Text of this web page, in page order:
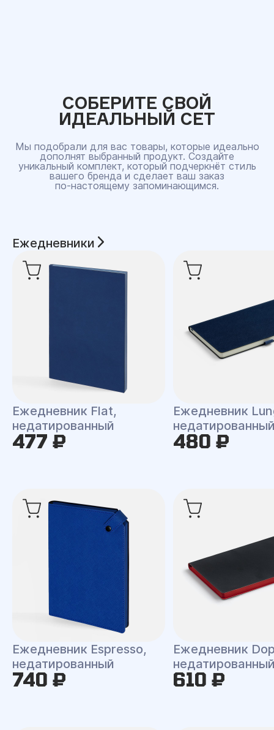
СОБЕРИТЕ СВОЙ
ИДЕАЛЬНЫЙ СЕТ
Мы подобрали для вас товары, которые идеально
дополнят выбранный продукт. Создайте
уникальный комплект, который подчеркнёт стиль
вашего бренда и сделает ваш заказ
по‑настоящему запоминающимся.
Ежедневники
Ежедневник Flat,
недатированный
477 ₽
Ежедневник
480 ₽
Ежедневник Espresso,
недатированный
740 ₽
Ежедневник
610 ₽